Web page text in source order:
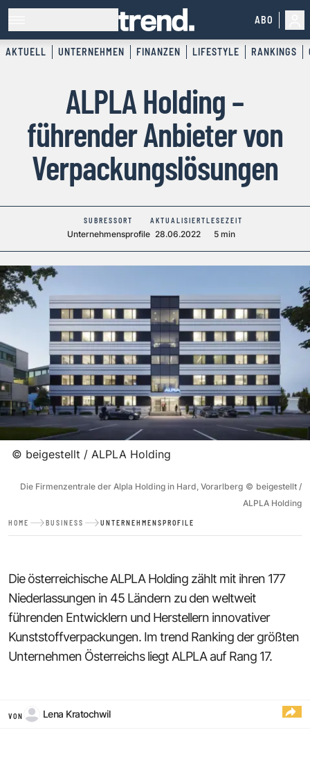
ABO
AKTUELL UNTERNEHMEN FINANZEN LIFESTYLE RANKINGS
ALPLA Holding –
führender Anbieter von
Verpackungslösungen
SUBRESSORT
Unternehmensprofile
AKTUALISIERT
28.06.2022
LESEZEIT
5 min
© beigestellt / ALPLA Holding
Die Firmenzentrale der Alpla Holding in Hard, Vorarlberg © beigestellt /
ALPLA Holding
HOME BUSINESS UNTERNEHMENSPROFILE
Die österreichische ALPLA Holding zählt mit ihren 177
Niederlassungen in 45 Ländern zu den weltweit
führenden Entwicklern und Herstellern innovativer
Kunststoffverpackungen. Im trend Ranking der größten
Unternehmen Österreichs liegt ALPLA auf Rang 17.
VON Lena Kratochwil